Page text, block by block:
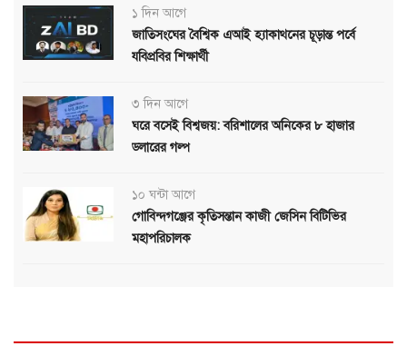
১ দিন আগে
জাতিসংঘের বৈশ্বিক এআই হ্যাকাথনের চূড়ান্ত পর্বে
যবিপ্রবির শিক্ষার্থী
৩ দিন আগে
ঘরে বসেই বিশ্বজয়: বরিশালের অনিকের ৮ হাজার
ডলারের গল্প
১০ ঘন্টা আগে
গোবিন্দগঞ্জের কৃতিসন্তান কাজী জেসিন বিটিভির
মহাপরিচালক